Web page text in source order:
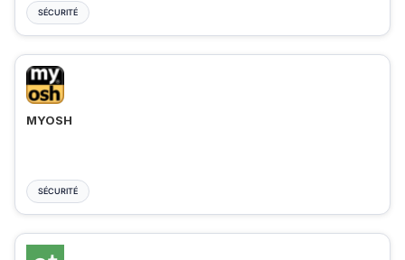
SÉCURITÉ
MYOSH
SÉCURITÉ